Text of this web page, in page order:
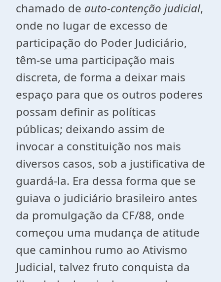
chamado de auto-contenção judicial,
onde no lugar de excesso de
participação do Poder Judiciário,
têm-se uma participação mais
discreta, de forma a deixar mais
espaço para que os outros poderes
possam definir as políticas
públicas; deixando assim de
invocar a constituição nos mais
diversos casos, sob a justificativa de
guardá-la. Era dessa forma que se
guiava o judiciário brasileiro antes
da promulgação da CF/88, onde
começou uma mudança de atitude
que caminhou rumo ao Ativismo
Judicial, talvez fruto conquista da